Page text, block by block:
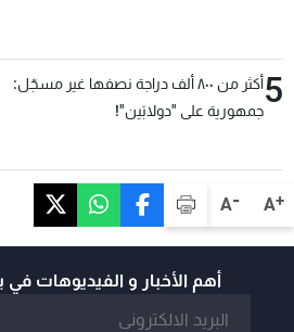
A+
A-
5
أكثر من ٨٠٠ ألف دراجة نصفها غير مسجّل:
جمهورية على "دولابَين"!
أهم الأخبار و الفيديوهات في